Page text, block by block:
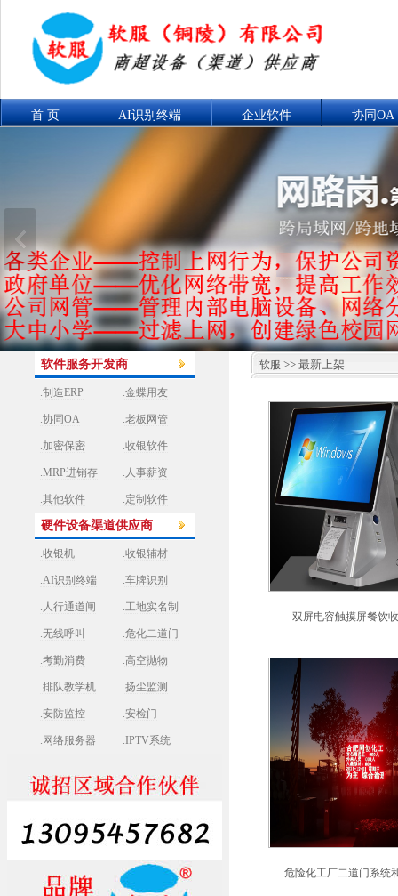
首 页 AI识别终端 企业软件 协同OA
软件服务开发商
.制造ERP .金蝶用友
.协同OA .老板网管
.加密保密 .收银软件
.MRP进销存 .人事薪资
.其他软件 .定制软件
硬件设备渠道供应商
.收银机 .收银辅材
.AI识别终端 .车牌识别
.人行通道闸 .工地实名制
.无线呼叫 .危化二道门
.考勤消费 .高空抛物
.排队教学机 .扬尘监测
.安防监控 .安检门
.网络服务器 .IPTV系统
软服 >> 最新上架
双屏电容触摸屏餐饮
危险化工厂二道门系统